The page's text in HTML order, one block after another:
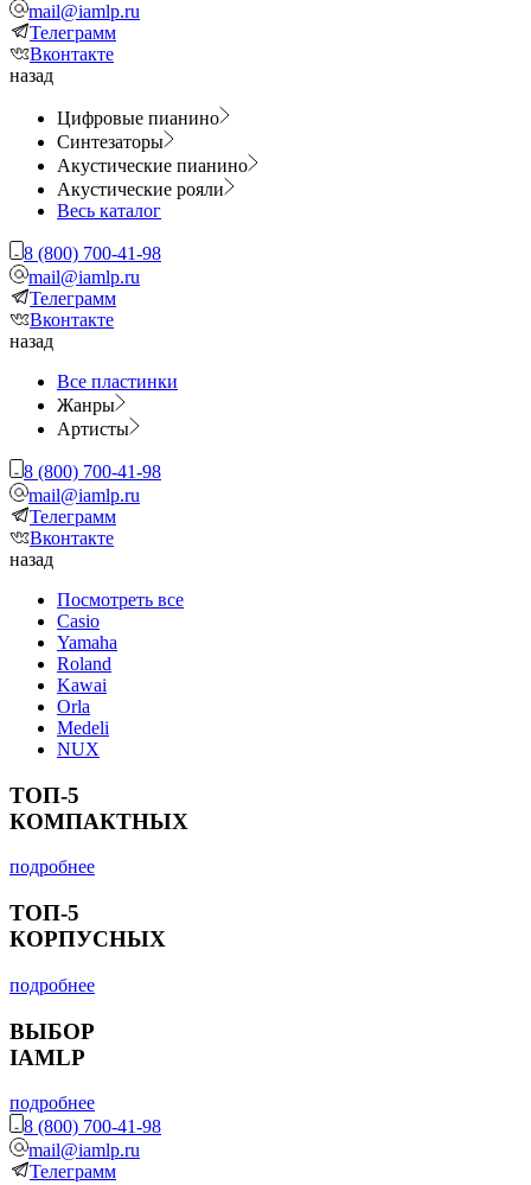
mail@iamlp.ru
Телеграмм
Вконтакте
назад
Цифровые пианино
Синтезаторы
Акустические пианино
Акустические рояли
Весь каталог
8 (800) 700-41-98
mail@iamlp.ru
Телеграмм
Вконтакте
назад
Все пластинки
Жанры
Артисты
8 (800) 700-41-98
mail@iamlp.ru
Телеграмм
Вконтакте
назад
Посмотреть все
Casio
Yamaha
Roland
Kawai
Orla
Medeli
NUX
ТОП-5
КОМПАКТНЫХ
подробнее
ТОП-5
КОРПУСНЫХ
подробнее
ВЫБОР
IAMLP
подробнее
8 (800) 700-41-98
mail@iamlp.ru
Телеграмм